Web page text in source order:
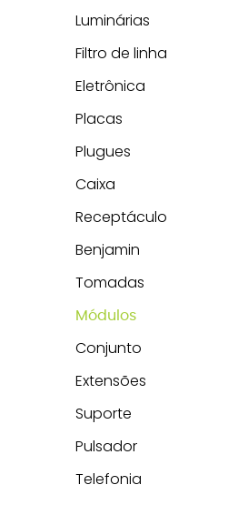
Luminárias
Filtro de linha
Eletrônica
Placas
Plugues
Caixa
Receptáculo
Benjamin
Tomadas
Módulos
Conjunto
Extensões
Suporte
Pulsador
Telefonia